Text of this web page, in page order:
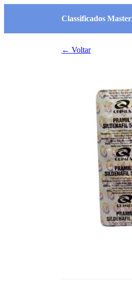
Classificados Master
← Voltar